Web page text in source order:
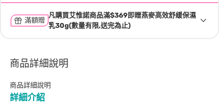
滿額贈
凡購買艾惟諾商品滿$369即贈燕麥高效舒緩保濕
乳30g(數量有限,送完為止)
商品詳細說明
商品詳細說明
詳細介紹